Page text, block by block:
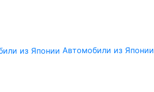
Автомобили из Японии